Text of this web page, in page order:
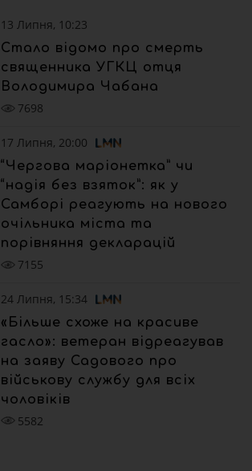
13 Липня, 10:23
Стало відомо про смерть
священника УГКЦ отця
Володимира Чабана
7698
17 Липня, 20:00
“Чергова маріонетка” чи
“надія без взяток”: як у
Самборі реагують на нового
очільника міста та
порівняння декларацій
7155
24 Липня, 15:34
«Більше схоже на красиве
гасло»: ветеран відреагував
на заяву Садового про
військову службу для всіх
чоловіків
5582